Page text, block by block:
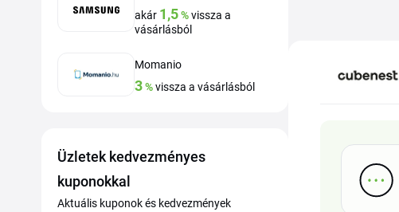
akár 1,5%vissza a
vásárlásból
Momanio
3%vissza a vásárlásból
Üzletek kedvezményes
kuponokkal
Aktuális kuponok és kedvezmények